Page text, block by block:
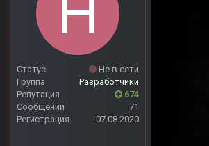
Статус
Не в сети
Группа
Разработчики
Репутация
674
Сообщений
71
Регистрация
07.08.2020